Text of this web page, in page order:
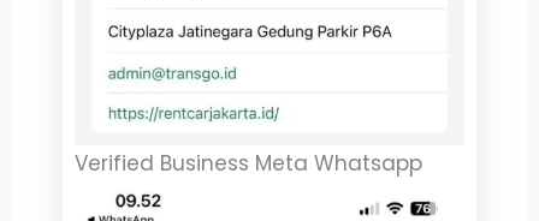
Verified Business Meta Whatsapp